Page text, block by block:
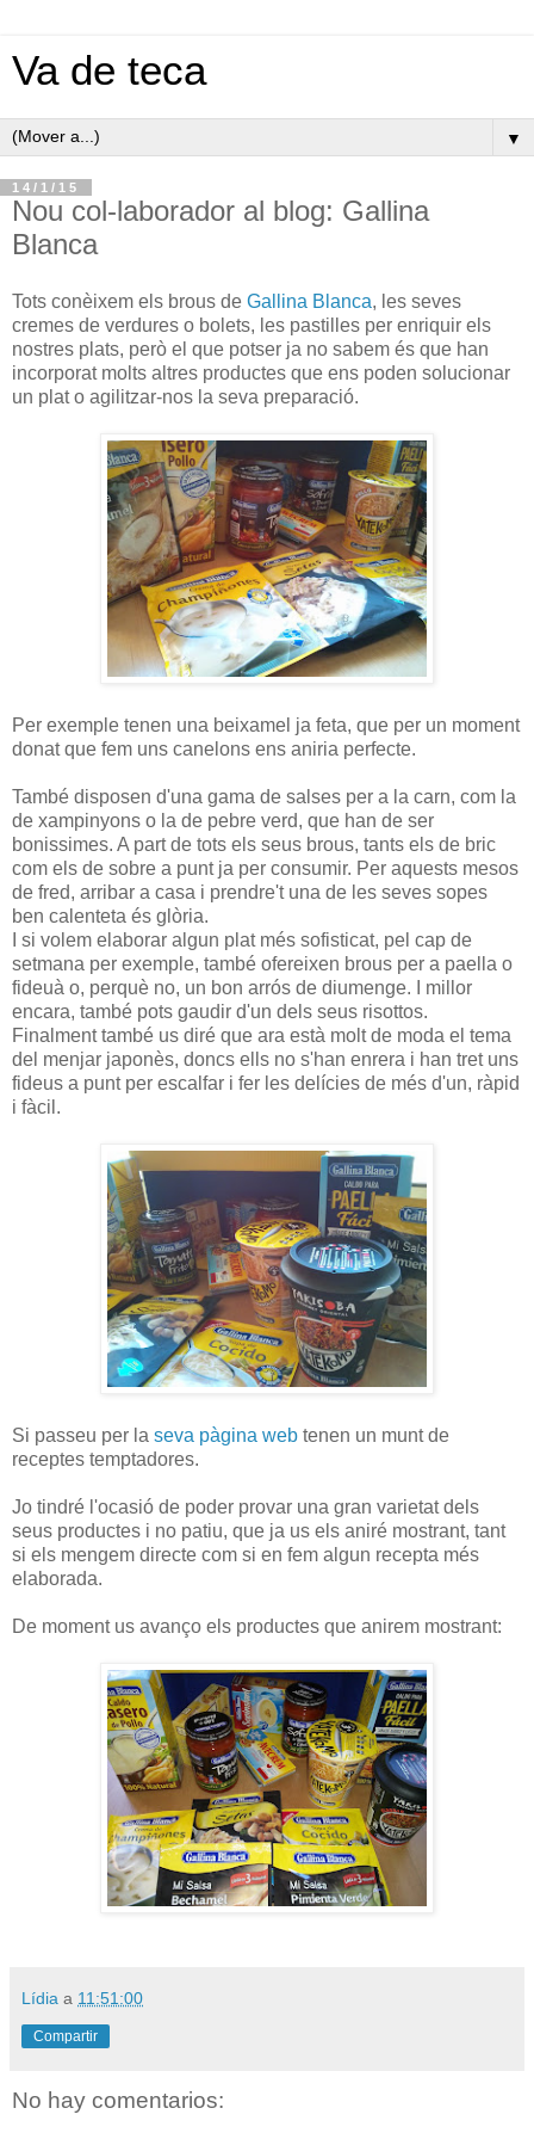
Va de teca
▼
14/1/15
Nou col-laborador al blog: Gallina
Blanca
Tots conèixem els brous de Gallina Blanca, les seves
cremes de verdures o bolets, les pastilles per enriquir els
nostres plats, però el que potser ja no sabem és que han
incorporat molts altres productes que ens poden solucionar
un plat o agilitzar-nos la seva preparació.
Per exemple tenen una beixamel ja feta, que per un moment
donat que fem uns canelons ens aniria perfecte.
També disposen d'una gama de salses per a la carn, com la
de xampinyons o la de pebre verd, que han de ser
bonissimes. A part de tots els seus brous, tants els de bric
com els de sobre a punt ja per consumir. Per aquests mesos
de fred, arribar a casa i prendre't una de les seves sopes
ben calenteta és glòria.
I si volem elaborar algun plat més sofisticat, pel cap de
setmana per exemple, també ofereixen brous per a paella o
fideuà o, perquè no, un bon arrós de diumenge. I millor
encara, també pots gaudir d'un dels seus risottos.
Finalment també us diré que ara està molt de moda el tema
del menjar japonès, doncs ells no s'han enrera i han tret uns
fideus a punt per escalfar i fer les delícies de més d'un, ràpid
i fàcil.
Si passeu per la seva pàgina web tenen un munt de
receptes temptadores.
Jo tindré l'ocasió de poder provar una gran varietat dels
seus productes i no patiu, que ja us els aniré mostrant, tant
si els mengem directe com si en fem algun recepta més
elaborada.
De moment us avanço els productes que anirem mostrant:
Lídia a 11:51:00
Compartir
No hay comentarios: